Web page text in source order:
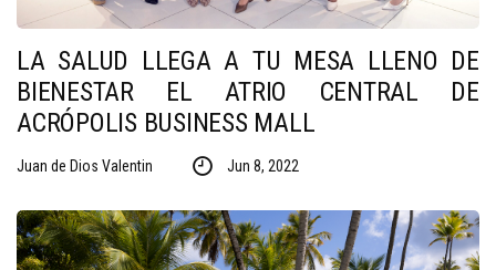
LA SALUD LLEGA A TU MESA LLENO DE
BIENESTAR EL ATRIO CENTRAL DE
ACRÓPOLIS BUSINESS MALL
Juan de Dios Valentin Jun 8, 2022